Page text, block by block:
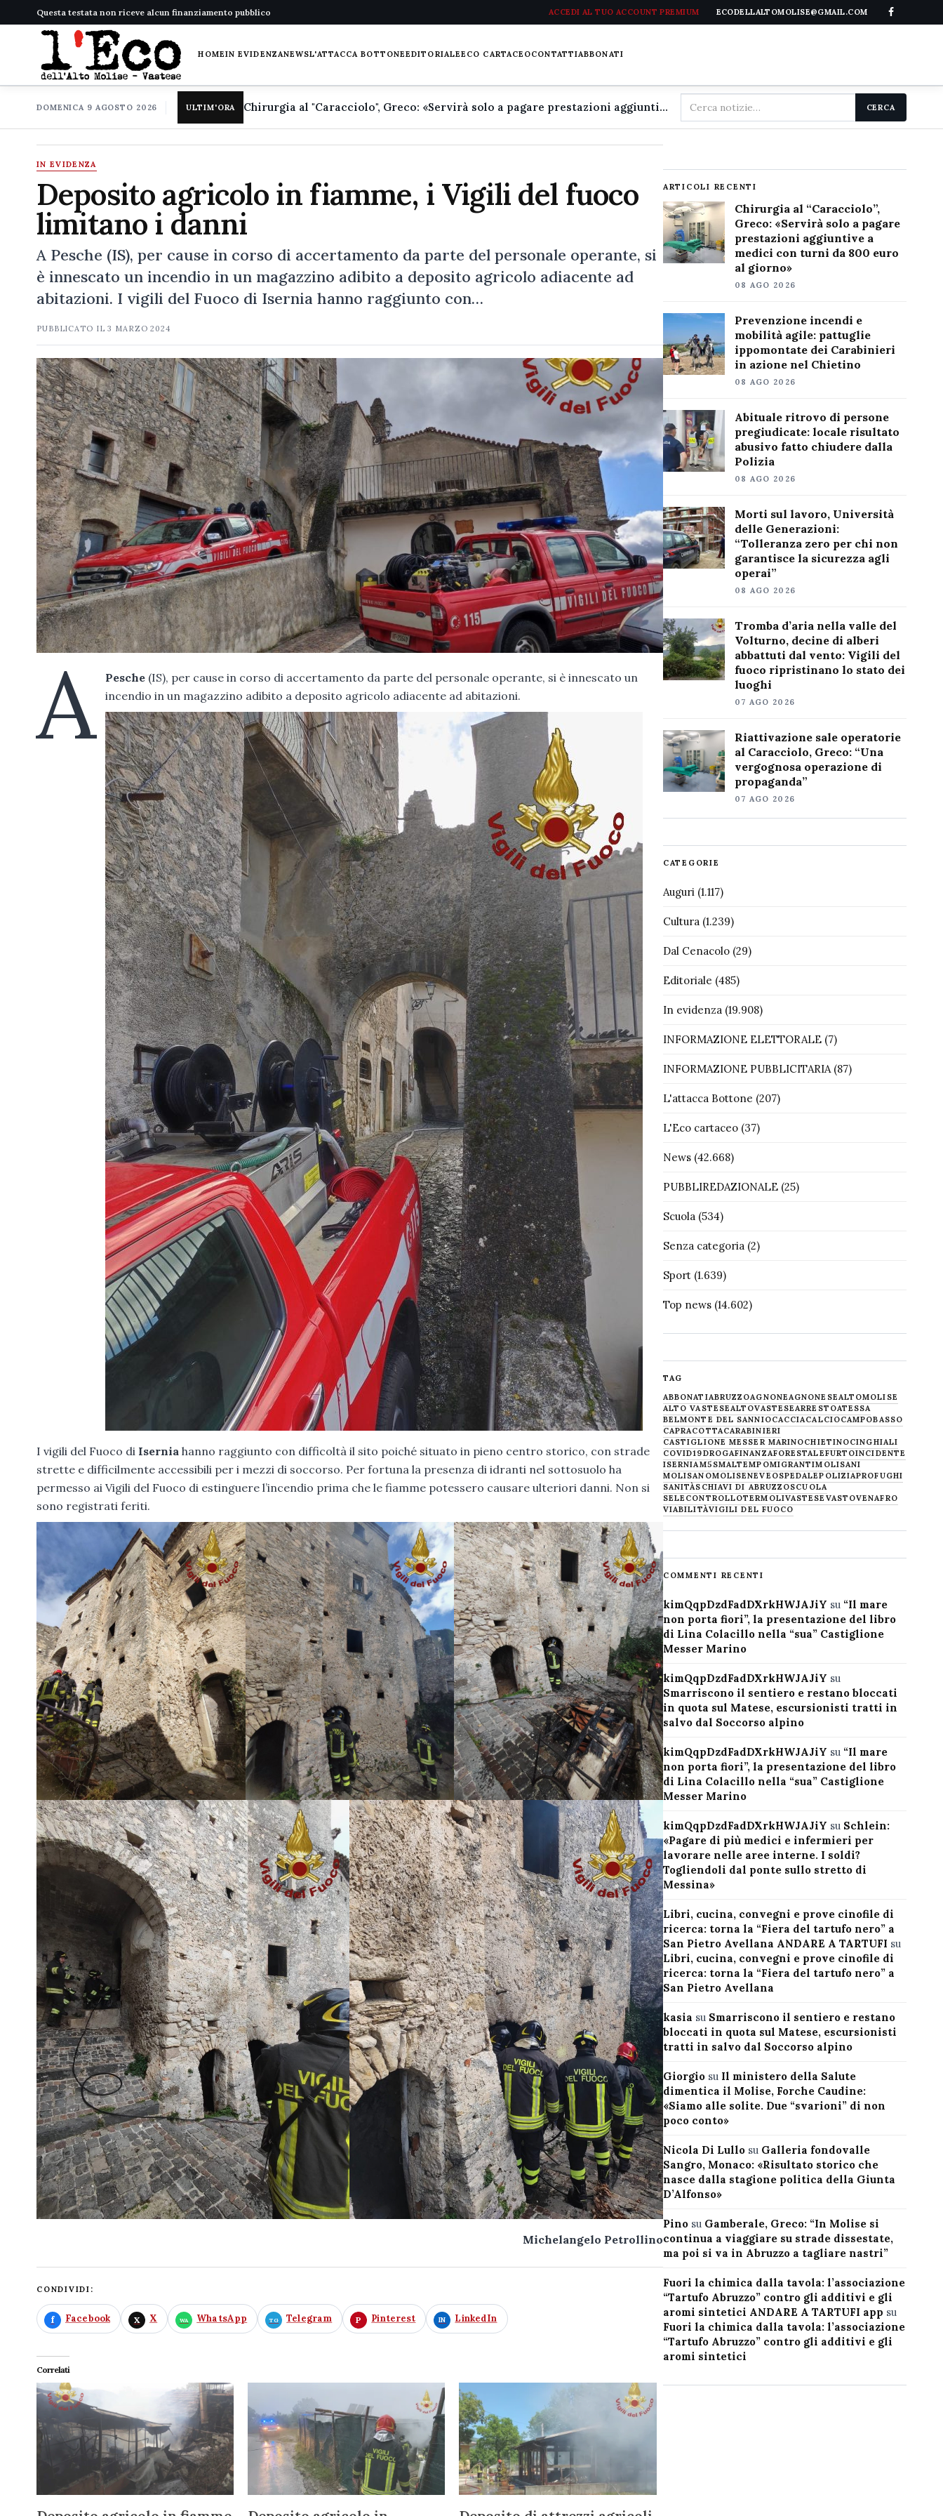
Questa testata non riceve alcun finanziamento pubblico ACCEDI AL TUO ACCOUNT PREMIUM ECODELLALTOMOLISE@GMAIL.COM
HOMEIN EVIDENZANEWSL'ATTACCA BOTTONEEDITORIALEECO CARTACEOCONTATTIABBONATI
DOMENICA 9 AGOSTO 2026 ULTIM'ORA Chirurgia al "Caracciolo", Greco: «Servirà solo a pagare prestazioni aggiuntive a medici con turni da 800 euro al giorno»
Cerca
nel
CERCA
IN EVIDENZA
Deposito agricolo in fiamme, i Vigili del fuoco
limitano i danni
A Pesche (IS), per cause in corso di accertamento da parte del personale operante, si
è innescato un incendio in un magazzino adibito a deposito agricolo adiacente ad
abitazioni. I vigili del Fuoco di Isernia hanno raggiunto con…
PUBBLICATO IL3 MARZO 2024
A Pesche (IS), per cause in corso di accertamento da parte del personale operante, si è innescato un
incendio in un magazzino adibito a deposito agricolo adiacente ad abitazioni.
I vigili del Fuoco di Isernia hanno raggiunto con difficoltà il sito poiché situato in pieno centro storico, con strade
strette e difficilmente accessibili per i mezzi di soccorso. Per fortuna la presenza di idranti nel sottosuolo ha
permesso ai Vigili del Fuoco di estinguere l’incendio prima che le fiamme potessero causare ulteriori danni. Non si
sono registrati feriti.
Michelangelo Petrollino
CONDIVIDI:
Facebook X WhatsApp Telegram Pinterest LinkedIn
Correlati
ARTICOLI RECENTI
Chirurgia al “Caracciolo”,
Greco: «Servirà solo a pagare
prestazioni aggiuntive a
medici con turni da 800 euro
al giorno»
08 AGO 2026
Prevenzione incendi e
mobilità agile: pattuglie
ippomontate dei Carabinieri
in azione nel Chietino
08 AGO 2026
Abituale ritrovo di persone
pregiudicate: locale risultato
abusivo fatto chiudere dalla
Polizia
08 AGO 2026
Morti sul lavoro, Università
delle Generazioni:
“Tolleranza zero per chi non
garantisce la sicurezza agli
operai”
08 AGO 2026
Tromba d’aria nella valle del
Volturno, decine di alberi
abbattuti dal vento: Vigili del
fuoco ripristinano lo stato dei
luoghi
07 AGO 2026
Riattivazione sale operatorie
al Caracciolo, Greco: “Una
vergognosa operazione di
propaganda”
07 AGO 2026
CATEGORIE
Auguri(1.117)
Cultura(1.239)
Dal Cenacolo(29)
Editoriale (485)
In evidenza(19.908)
INFORMAZIONE ELETTORALE(7)
INFORMAZIONE PUBBLICITARIA(87)
L'attacca Bottone (207)
L'Eco cartaceo(37)
News(42.668)
PUBBLIREDAZIONALE(25)
Scuola(534)
Senza categoria(2)
Sport(1.639)
Top news(14.602)
TAG
ABBONATIABRUZZOAGNONEAGNONESEALTOMOLISE
ALTO VASTESEALTOVASTESEARRESTOATESSA
BELMONTE DEL SANNIOCACCIACALCIOCAMPOBASSO
CAPRACOTTACARABINIERI
CASTIGLIONE MESSER MARINOCHIETINOCINGHIALI
COVID19DROGAFINANZAFORESTALEFURTOINCIDENTE
ISERNIAM5SMALTEMPOMIGRANTIMOLISANI
MOLISANOMOLISENEVE OSPEDALEPOLIZIAPROFUGHI
SANITÀSCHIAVI DI ABRUZZOSCUOLA
SELECONTROLLOTERMOLIVASTESE VASTOVENAFRO
VIABILITÀVIGILI DEL FUOCO
COMMENTI RECENTI
kimQqpDzdFadDXrkHWJAJiY su “Il mare
non porta fiori”, la presentazione del libro
di Lina Colacillo nella “sua” Castiglione
Messer Marino
kimQqpDzdFadDXrkHWJAJiY su
Smarriscono il sentiero e restano bloccati
in quota sul Matese, escursionisti tratti in
salvo dal Soccorso alpino
kimQqpDzdFadDXrkHWJAJiY su “Il mare
non porta fiori”, la presentazione del libro
di Lina Colacillo nella “sua” Castiglione
Messer Marino
kimQqpDzdFadDXrkHWJAJiY su Schlein:
«Pagare di più medici e infermieri per
lavorare nelle aree interne. I soldi?
Togliendoli dal ponte sullo stretto di
Messina»
Libri, cucina, convegni e prove cinofile di
ricerca: torna la “Fiera del tartufo nero” a
San Pietro Avellana ANDARE A TARTUFI su
Libri, cucina, convegni e prove cinofile di
ricerca: torna la “Fiera del tartufo nero” a
San Pietro Avellana
kasia su Smarriscono il sentiero e restano
bloccati in quota sul Matese, escursionisti
tratti in salvo dal Soccorso alpino
Giorgiosu Il ministero della Salute
dimentica il Molise, Forche Caudine:
«Siamo alle solite. Due “svarioni” di non
poco conto»
Nicola Di Lullosu Galleria fondovalle
Sangro, Monaco: «Risultato storico che
nasce dalla stagione politica della Giunta
D’Alfonso»
Pinosu Gamberale, Greco: “In Molise si
continua a viaggiare su strade dissestate,
ma poi si va in Abruzzo a tagliare nastri”
Fuori la chimica dalla tavola: l’associazione
“Tartufo Abruzzo” contro gli additivi e gli
aromi sintetici ANDARE A TARTUFI app su
Fuori la chimica dalla tavola: l’associazione
“Tartufo Abruzzo” contro gli additivi e gli
aromi sintetici